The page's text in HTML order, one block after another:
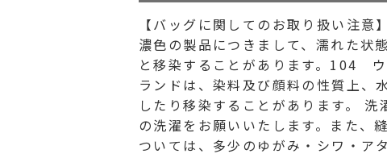
【バッグに関してのお取り扱い注意】
濃色の製品につきまして、濡れた状
と移染することがあります。104
ランドは、染料及び顔料の性質上、
したり移染することがあります。
の洗濯をお願いいたします。また、
ついては、多少のゆがみ・シワ・ア